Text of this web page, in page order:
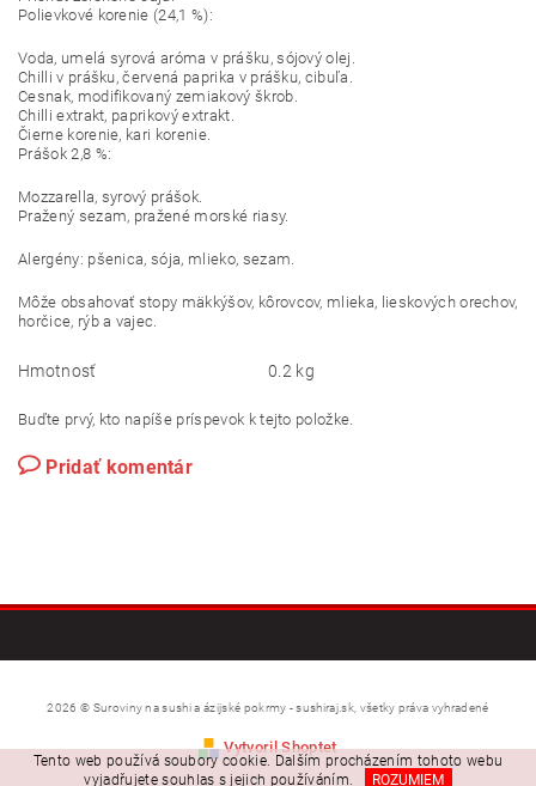
Polievkové korenie (24,1 %):
Voda, umelá syrová aróma v prášku, sójový olej.
Chilli v prášku, červená paprika v prášku, cibuľa.
Cesnak, modifikovaný zemiakový škrob.
Chilli extrakt, paprikový extrakt.
Čierne korenie, kari korenie.
Prášok 2,8 %:
Mozzarella, syrový prášok.
Pražený sezam, pražené morské riasy.
Alergény: pšenica, sója, mlieko, sezam.
Môže obsahovať stopy mäkkýšov, kôrovcov, mlieka, lieskových orechov,
horčice, rýb a vajec.
Hmotnosť 0.2 kg
Buďte prvý, kto napíše príspevok k tejto položke.
Pridať komentár
2026 © Suroviny na sushi a ázijské pokrmy - sushiraj.sk, všetky práva vyhradené
Vytvoril Shoptet
Tento web používá soubory cookie. Dalším procházením tohoto webu
vyjadřujete souhlas s jejich používáním.
ROZUMIEM